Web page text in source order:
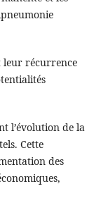
leur récurrence
l’évolution de la
Cette
des